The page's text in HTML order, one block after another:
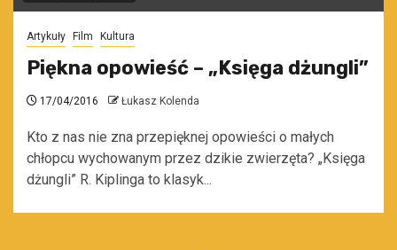
Artykuły Film Kultura
Piękna opowieść – „Księga dżungli”
17/04/2016 Łukasz Kolenda
Kto z nas nie zna przepięknej opowieści o małych
chłopcu wychowanym przez dzikie zwierzęta? „Księga
dżungli” R. Kiplinga to klasyk...